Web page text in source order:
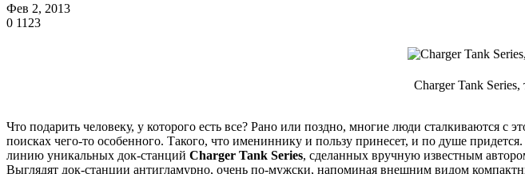
Фев 2, 2013
0 1123
Charger Tank Series,
Что подарить человеку, у которого есть все? Рано или поздно, многие люди сталкиваются
поисках чего-то особенного. Такого, что имениннику и пользу принесет, и по душе
линию уникальных док-станций Charger Tank Series, сделанных вручную известным
Выглядят док-станции антигламурно, очень по-мужски, напоминая внешним видом